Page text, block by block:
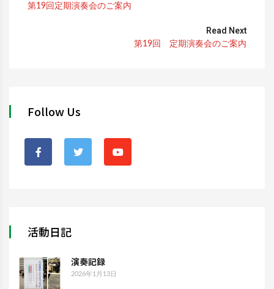
第19回定期演奏会のご案内
Read Next
第19回 定期演奏会のご案内
Follow Us
活動日記
演奏記録
2026年1月13日